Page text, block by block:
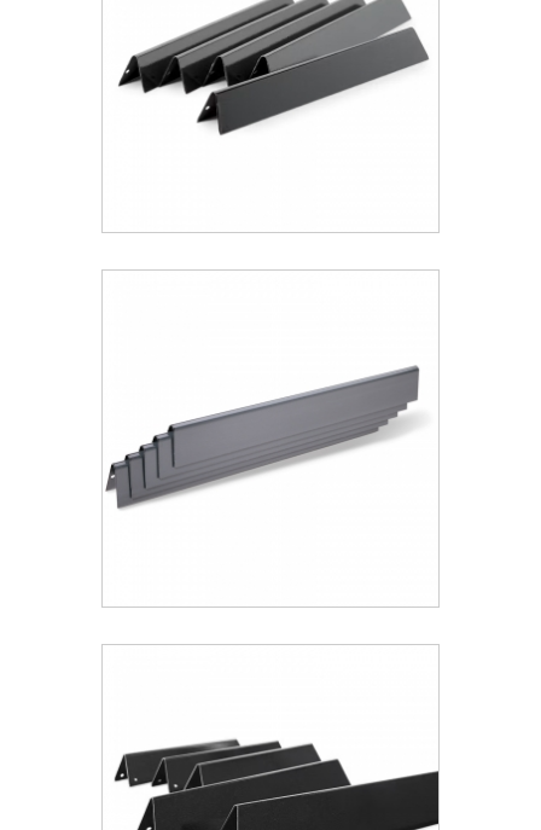
99.99 €
ΑΝΑΚΑΛΥΨΕ ΤΟ
99.99 €
ΑΝΑΚΑΛΥΨΕ ΤΟ
73.99 €
ΑΝΑΚΑΛΥΨΕ ΤΟ